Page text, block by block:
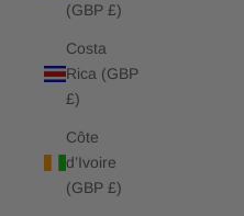
(GBP £)
Costa
Rica (GBP
£)
Côte
d’Ivoire
(GBP £)